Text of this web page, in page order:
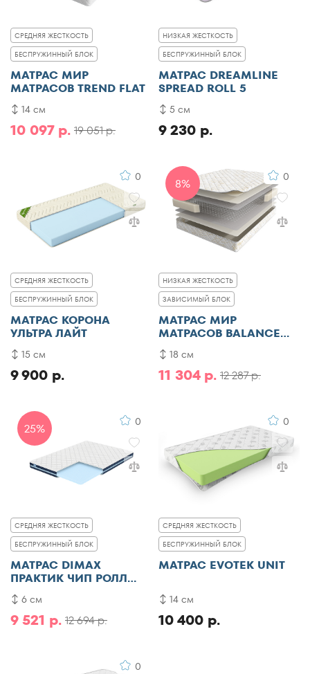
СРЕДНЯЯ ЖЕСТКОСТЬ
БЕСПРУЖИННЫЙ БЛОК
МАТРАС МИР
МАТРАСОВ TREND FLAT
19 051 р.
10 097 р.
14 см
НИЗКАЯ ЖЕСТКОСТЬ
БЕСПРУЖИННЫЙ БЛОК
МАТРАС DREAMLINE
SPREAD ROLL 5
9 230 р.
5 см
0
СРЕДНЯЯ ЖЕСТКОСТЬ
БЕСПРУЖИННЫЙ БЛОК
МАТРАС КОРОНА
УЛЬТРА ЛАЙТ
9 900 р.
15 см
8% 0
НИЗКАЯ ЖЕСТКОСТЬ
ЗАВИСИМЫЙ БЛОК
МАТРАС МИР
МАТРАСОВ BALANCE
SMART
12 287 р.
11 304 р.
18 см
25% 0
СРЕДНЯЯ ЖЕСТКОСТЬ
БЕСПРУЖИННЫЙ БЛОК
МАТРАС DIMAX
ПРАКТИК ЧИП РОЛЛ
БАЛАНС ФОАМ ФАЙВ
12 694 р.
9 521 р.
6 см
0
СРЕДНЯЯ ЖЕСТКОСТЬ
БЕСПРУЖИННЫЙ БЛОК
МАТРАС EVOTEK UNIT
10 400 р.
14 см
0